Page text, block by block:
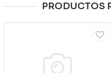
PRODUCTOS